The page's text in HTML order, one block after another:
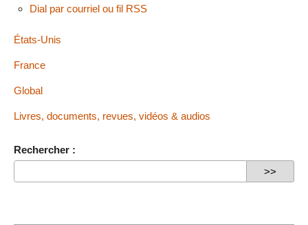
Dial par courriel ou fil RSS
États-Unis
France
Global
Livres, documents, revues, vidéos & audios
Rechercher :